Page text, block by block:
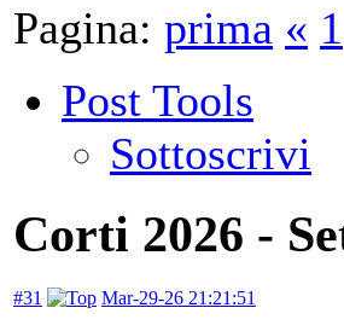
Pagina: prima « 1
Post Tools
Sottoscrivi
Corti 2026 -
#31 Mar-29-26 21:21:51